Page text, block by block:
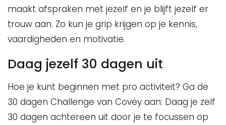
maakt afspraken met jezelf en je blijft jezelf er
trouw aan. Zo kun je grip krijgen op je kennis,
vaardigheden en motivatie.
Daag jezelf 30 dagen uit
Hoe je kunt beginnen met pro activiteit? Ga de
30 dagen Challenge van Covey aan: Daag je zelf
30 dagen achtereen uit door je te focussen op